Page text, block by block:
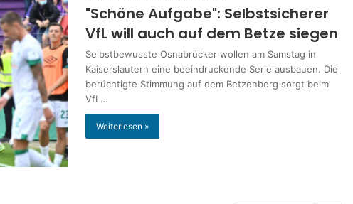
"Schöne Aufgabe": Selbstsicherer
VfL will auch auf dem Betze siegen
Selbstbewusste Osnabrücker wollen am Samstag in
Kaiserslautern eine beeindruckende Serie ausbauen. Die
berüchtigte Stimmung auf dem Betzenberg sorgt beim
VfL…
Weiterlesen »